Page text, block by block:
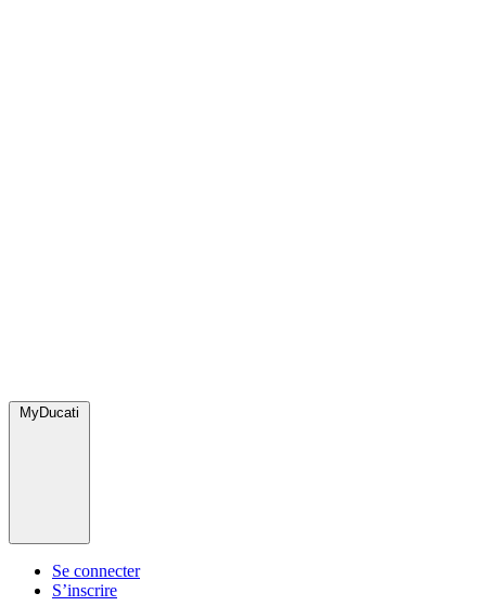
MyDucati
Se connecter
S’inscrire